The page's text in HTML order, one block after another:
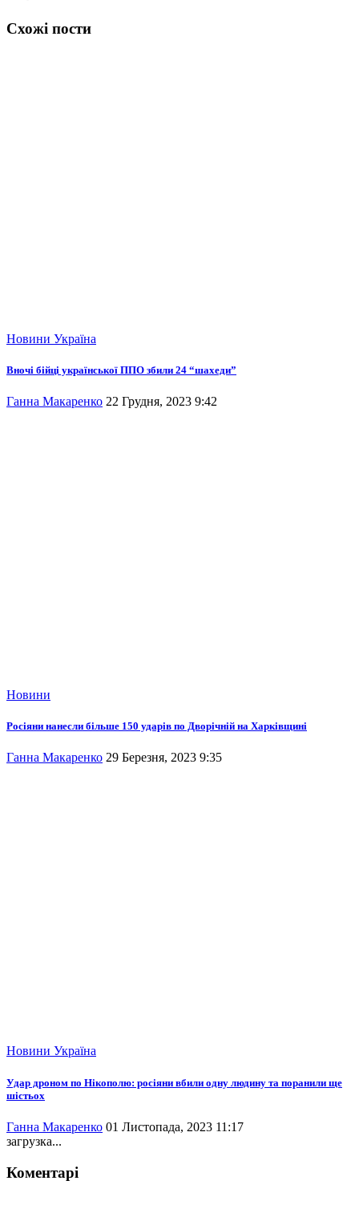
Схожі пости
Новини Україна
Вночі бійці української ППО збили 24 “шахеди”
Ганна Макаренко 22 Грудня, 2023 9:42
Новини
Росіяни нанесли більше 150 ударів по Дворічній на Харківщині
Ганна Макаренко 29 Березня, 2023 9:35
Новини Україна
Удар дроном по Нікополю: росіяни вбили одну людину та поранили ще
шістьох
Ганна Макаренко 01 Листопада, 2023 11:17
загрузка...
Коментарі